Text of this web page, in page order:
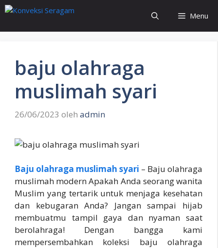
Langsung
isi
Menu
baju olahraga
muslimah syari
26/06/2023 oleh admin
Baju olahraga muslimah syari – Baju olahraga
muslimah modern Apakah Anda seorang wanita
Muslim yang tertarik untuk menjaga kesehatan
dan kebugaran Anda? Jangan sampai hijab
membuatmu tampil gaya dan nyaman saat
berolahraga! Dengan bangga kami
mempersembahkan koleksi baju olahraga